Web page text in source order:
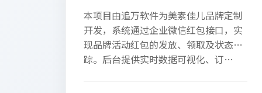
本项目由追万软件为美素佳儿品牌定制
开发，系统通过企业微信红包接口，实
现品牌活动红包的发放、领取及状态追
踪。后台提供实时数据可视化、订…